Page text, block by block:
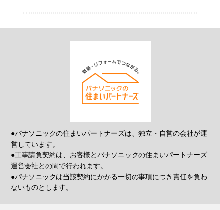
●パナソニックの住まいパートナーズは、独立・自営の会社が運
営しています。
●工事請負契約は、お客様とパナソニックの住まいパートナーズ
運営会社との間で行われます。
●パナソニックは当該契約にかかる一切の事項につき責任を負わ
ないものとします。